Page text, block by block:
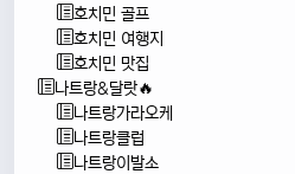
호치민 골프
호치민 여행지
호치민 맛집
나트랑&달랏🔥
나트랑가라오케
나트랑클럽
나트랑이발소